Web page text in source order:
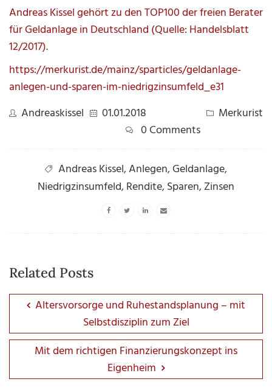
Andreas Kissel gehört zu den TOP100 der freien Berater
für Geldanlage in Deutschland (Quelle: Handelsblatt
12/2017).
https://merkurist.de/mainz/sparticles/geldanlage-
anlegen-und-sparen-im-niedrigzinsumfeld_e31
Andreaskissel
01.01.2018
Merkurist
0 Comments
Andreas Kissel,Anlegen,Geldanlage,
Niedrigzinsumfeld,Rendite,Sparen,Zinsen
Related Posts
Altersvorsorge und Ruhestandsplanung – mit
Selbstdisziplin zum Ziel
Mit dem richtigen Finanzierungskonzept ins
Eigenheim